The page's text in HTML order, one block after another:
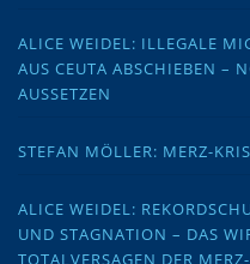
ALICE WEIDEL: ILLEGALE
AUS CEUTA ABSCHIEBEN –
AUSSETZEN
STEFAN MÖLLER: MERZ-
ALICE WEIDEL:
UND STAGNATION – DAS
TOTALVERSAGEN DER